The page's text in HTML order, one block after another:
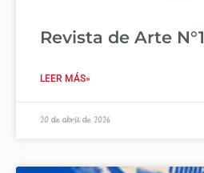
Revista de Arte N°1
LEER MÁS»
20 de abril de 2026